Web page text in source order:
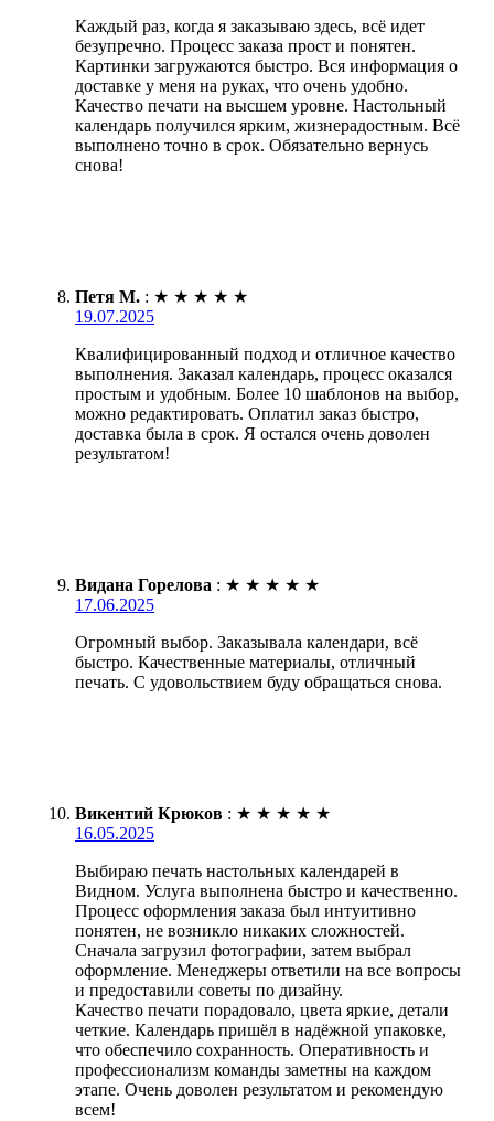
Каждый раз, когда я заказываю здесь, всё идет
безупречно. Процесс заказа прост и понятен.
Картинки загружаются быстро. Вся информация о
доставке у меня на руках, что очень удобно.
Качество печати на высшем уровне. Настольный
календарь получился ярким, жизнерадостным. Всё
выполнено точно в срок. Обязательно вернусь
снова!
Петя М. : ★ ★ ★ ★ ★
19.07.2025
Квалифицированный подход и отличное качество
выполнения. Заказал календарь, процесс оказался
простым и удобным. Более 10 шаблонов на выбор,
можно редактировать. Оплатил заказ быстро,
доставка была в срок. Я остался очень доволен
результатом!
Видана Горелова : ★ ★ ★ ★ ★
17.06.2025
Огромный выбор. Заказывала календари, всё
быстро. Качественные материалы, отличный
печать. С удовольствием буду обращаться снова.
Викентий Крюков : ★ ★ ★ ★ ★
16.05.2025
Выбираю печать настольных календарей в
Видном. Услуга выполнена быстро и качественно.
Процесс оформления заказа был интуитивно
понятен, не возникло никаких сложностей.
Сначала загрузил фотографии, затем выбрал
оформление. Менеджеры ответили на все вопросы
и предоставили советы по дизайну.
Качество печати порадовало, цвета яркие, детали
четкие. Календарь пришёл в надёжной упаковке,
что обеспечило сохранность. Оперативность и
профессионализм команды заметны на каждом
этапе. Очень доволен результатом и рекомендую
всем!